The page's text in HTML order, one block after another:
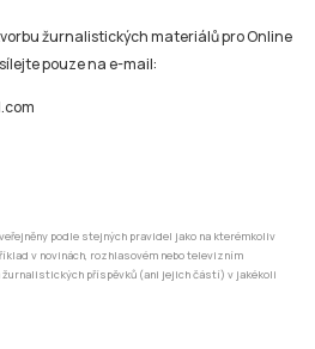
žurnalistických materiálů pro Online
pouze na e-mail:
podle stejných pravidel jako na kterémkoliv
v novinách, rozhlasovém nebo televizním
příspěvků (ani jejich částí) v jakékoli